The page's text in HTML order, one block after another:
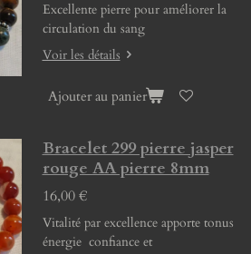
Excellente pierre pour améliorer la
circulation du sang
Voir les détails
Ajouter au panier
Bracelet 299 pierre jasper
rouge AA pierre 8mm
16,00 €
Vitalité par excellence apporte tonus
énergie confiance et